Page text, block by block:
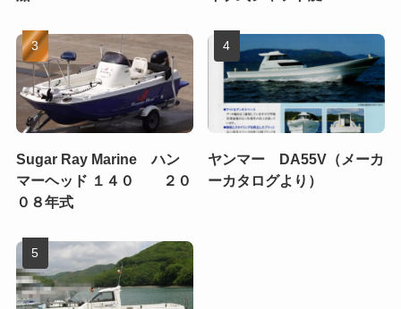
Sugar Ray Marine ハン
マーヘッド １４０ ２０
０８年式
ヤンマー DA55V（メーカ
ーカタログより）